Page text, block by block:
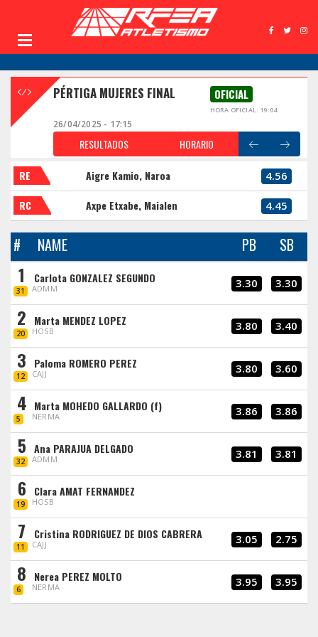
PÉRTIGA MUJERES FINAL OFICIAL
HORA OFICIAL: 19:04
26/04/2025 - 17:15
RESULTADOS HORARIO
RE Aigre Kamio, Naroa 4.56
RC Axpe Etxabe, Maialen 4.45
# NAME PB SB
1
31
Carlota GONZALEZ SEGUNDO
ADMM 3.30 3.30
2
20
Marta MENDEZ LOPEZ
HOSB 3.80 3.40
3
12
Paloma ROMERO PEREZ
CAJJ 3.80 3.60
4
5
Marta MOHEDO GALLARDO (f)
NERMA 3.86 3.86
5
32
Ana PARAJUA DELGADO
ADMM 3.81 3.81
6
19
Clara AMAT FERNANDEZ
HOSB
7
11
Cristina RODRIGUEZ DE DIOS CABRERA
CAJJ 3.05 2.75
8
6
Nerea PEREZ MOLTO
NERMA 3.95 3.95